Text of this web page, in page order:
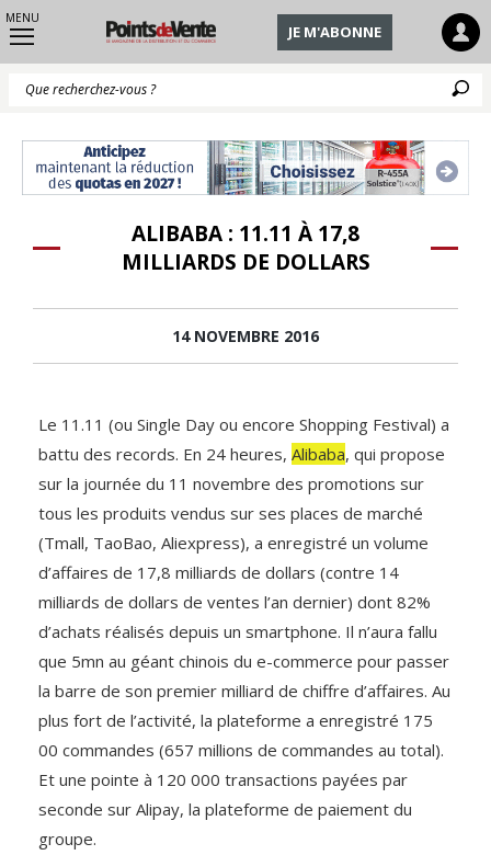
MENU
JE M'ABONNE
ALIBABA : 11.11 À 17,8
MILLIARDS DE DOLLARS
14 NOVEMBRE 2016
Le 11.11 (ou Single Day ou encore Shopping Festival) a
battu des records. En 24 heures, Alibaba, qui propose
sur la journée du 11 novembre des promotions sur
tous les produits vendus sur ses places de marché
(Tmall, TaoBao, Aliexpress), a enregistré un volume
d’affaires de 17,8 milliards de dollars (contre 14
milliards de dollars de ventes l’an dernier) dont 82%
d’achats réalisés depuis un smartphone. Il n’aura fallu
que 5mn au géant chinois du e-commerce pour passer
la barre de son premier milliard de chiffre d’affaires. Au
plus fort de l’activité, la plateforme a enregistré 175
00 commandes (657 millions de commandes au total).
Et une pointe à 120 000 transactions payées par
seconde sur Alipay, la plateforme de paiement du
groupe.